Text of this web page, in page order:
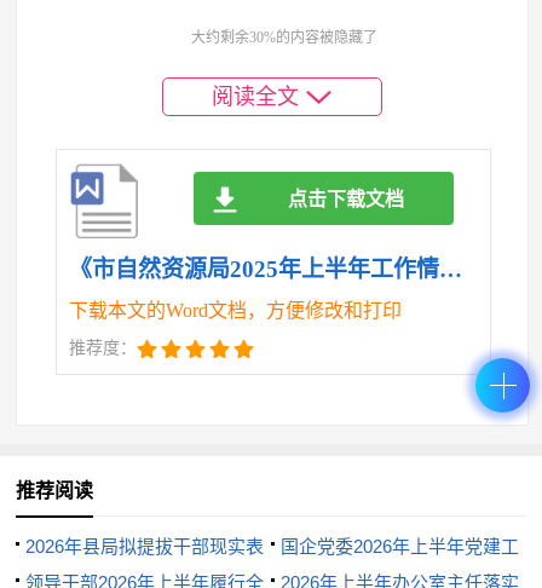
杂，山区面积较大，地质条件脆弱，加之降雨集中且
治方面做了大量工作，但部分隐患点治理难度大，受
资金和技术条件限制，短期内难以彻底消除隐患。此
和财产损失的风险。
顺畅等问题。例如，在用地用林用草并联审批试点
中，部分环节需要反复沟通协调，导致审批时间延
长。同时，部分工作人员对新的审批政策和技术手段
大约剩余30%的内容被隐藏了
阅读全文
《市自然资源局2025年上半年工作情况总结.doc》
下载本文的Word文档，方便修改和打印
推荐度：
点击下载文档
推荐阅读
2026年县局拟提拔干部现实表
现材料
国企党委2026年上半年党建工
作总结
领导干部2026年上半年履行全 2026年上半年办公室主任落实